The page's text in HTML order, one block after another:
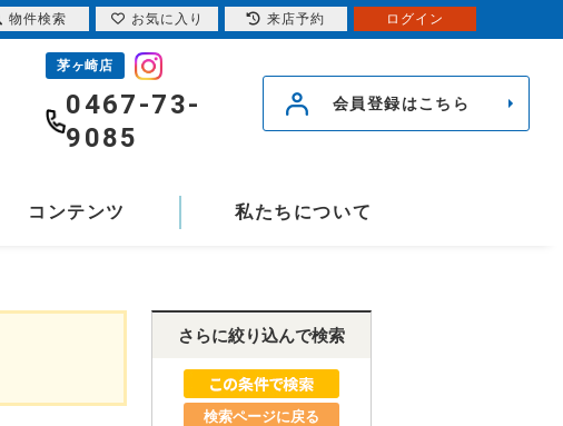
茅ヶ崎店
0467-73-
9085
会員登録はこちら
コンテンツ 私たちについて
さらに絞り込んで検索
検索ページに戻る
物件検索 お気に入り 来店予約 ログイン